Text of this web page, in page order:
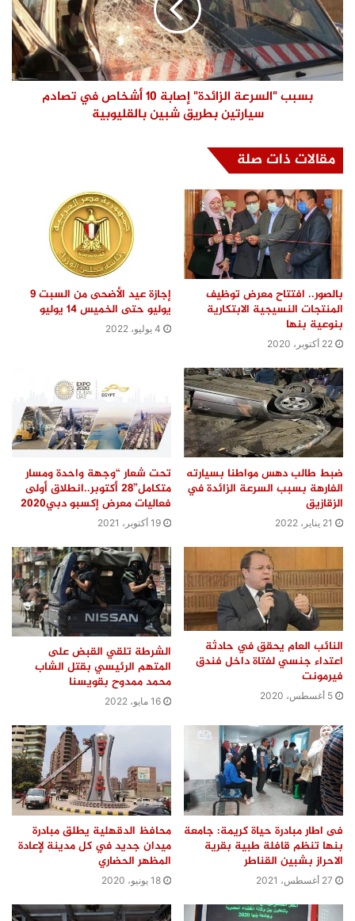
بسبب "السرعة الزائدة" إصابة 10 أشخاص في تصادم
سيارتين بطريق شبين بالقليوبية
مقالات ذات صلة
بالصور.. افتتاح معرض توظيف
المنتجات النسيجية الابتكارية
بنوعية بنها
22 أكتوبر، 2020
إجازة عيد الأضحى من السبت 9
يوليو حتى الخميس 14 يوليو
4 يوليو، 2022
ضبط طالب دهس مواطنا بسيارته
الفارهة بسبب السرعة الزائدة في
الزقازيق
21 يناير، 2022
تحت شعار “وجهة واحدة ومسار
متكامل”28 أكتوبر..انطلاق أولى
فعاليات معرض إكسبو دبي2020
19 أكتوبر، 2021
النائب العام يحقق في حادثة
اعتداء جنسي لفتاة داخل فندق
فيرمونت
5 أغسطس، 2020
الشرطة تلقي القبض على
المتهم الرئيسي بقتل الشاب
محمد ممدوح بقويسنا
16 مايو، 2022
فى اطار مبادرة حياة كريمة: جامعة
بنها تنظم قافلة طبية بقرية
الاحراز بشبين القناطر
27 أغسطس، 2021
محافظ الدقهلية يطلق مبادرة
ميدان جديد في كل مدينة لإعادة
المظهر الحضاري
18 يونيو، 2020